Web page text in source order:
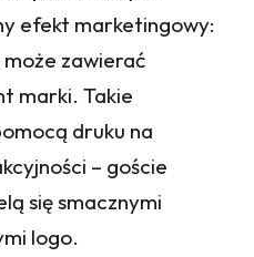
efekt marketingowy:
zawierać
marki. Takie
druku na
– goście
się smacznymi
logo.